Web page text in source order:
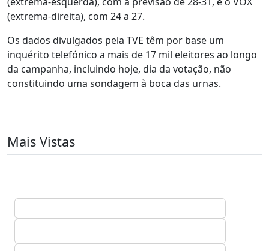
(extrema-direita), com 24 a 27.
Os dados divulgados pela TVE têm por base um
inquérito telefónico a mais de 17 mil eleitores ao longo
da campanha, incluindo hoje, dia da votação, não
constituindo uma sondagem à boca das urnas.
Mais Vistas